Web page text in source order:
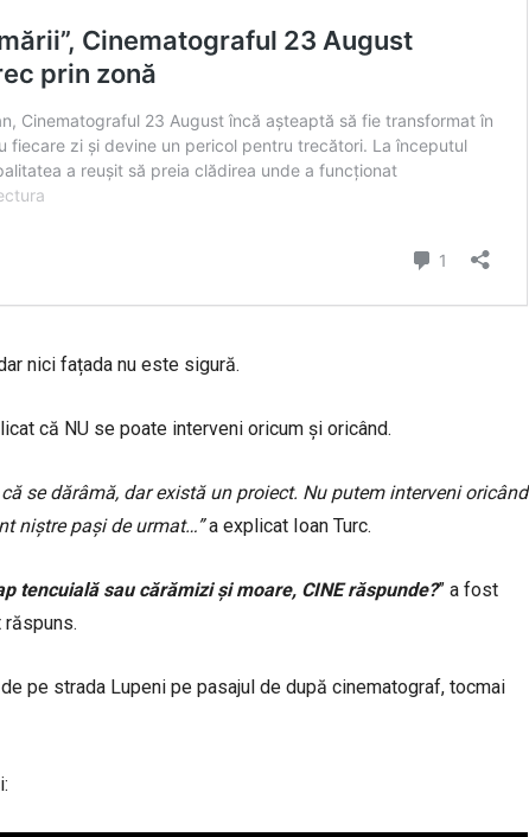
nici fațada nu este sigură.
că NU se poate interveni oricum și oricând.
se dărâmă, dar există un proiect. Nu putem interveni oricând
niștre pași de urmat…”a explicat Ioan Turc.
tencuială sau cărămizi și moare, CINE răspunde?” a fost
răspuns.
pe strada Lupeni pe pasajul de după cinematograf, tocmai